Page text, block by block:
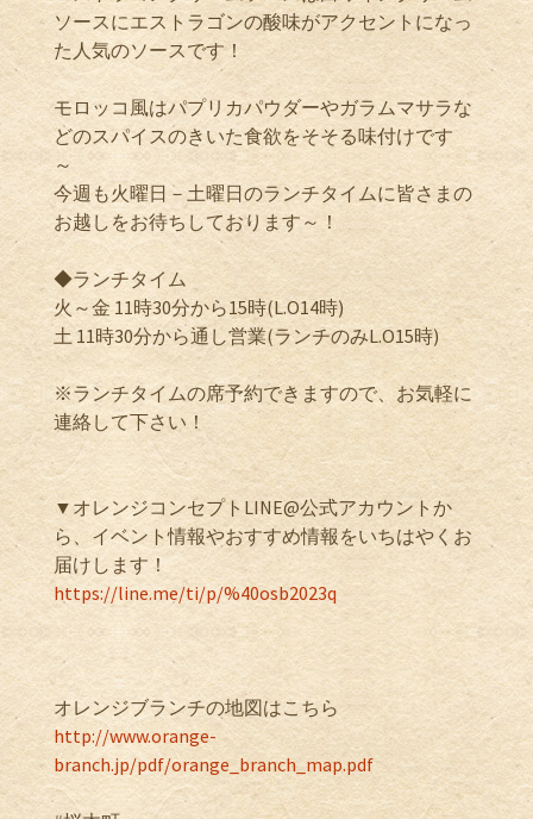
ソースにエストラゴンの酸味がアクセントになっ
た人気のソースです！
モロッコ風はパプリカパウダーやガラムマサラな
どのスパイスのきいた食欲をそそる味付けです
～
今週も火曜日－土曜日のランチタイムに皆さまの
お越しをお待ちしております～！
◆ランチタイム
火～金 11時30分から15時(L.O14時)
土 11時30分から通し営業(ランチのみL.O15時)
※ランチタイムの席予約できますので、お気軽に
連絡して下さい！
▼オレンジコンセプトLINE@公式アカウントか
ら、イベント情報やおすすめ情報をいちはやくお
届けします！
https://line.me/ti/p/%40osb2023q
オレンジブランチの地図はこちら
http://www.orange-
branch.jp/pdf/orange_branch_map.pdf